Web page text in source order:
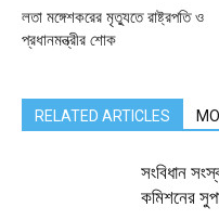
লতা মঙ্গেশকরের মৃত্যুতে রাষ্ট্রপতি ও
প্রধানমন্ত্রীর শোক
RELATED ARTICLES
সংবিধান
কমিশনের